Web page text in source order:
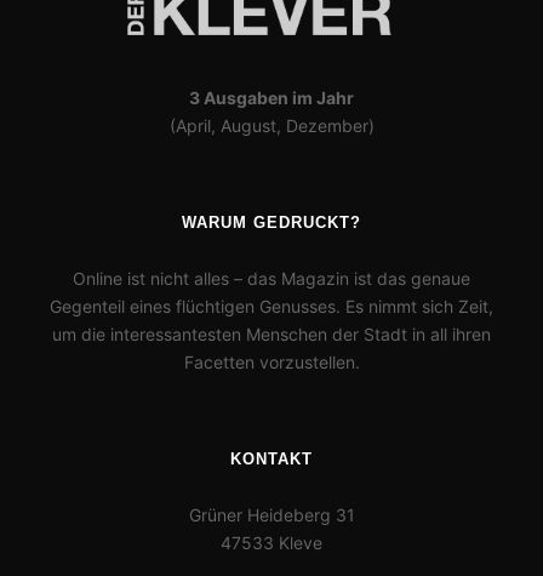
3 Ausgaben im Jahr
(April, August, Dezember)
WARUM GEDRUCKT?
Online ist nicht alles – das Magazin ist das genaue
Gegenteil eines flüchtigen Genusses. Es nimmt sich Zeit,
um die interessantesten Menschen der Stadt in all ihren
Facetten vorzustellen.
KONTAKT
Grüner Heideberg 31
47533 Kleve